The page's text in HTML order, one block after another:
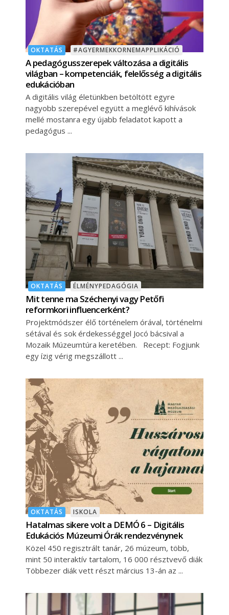
OKTATÁS #AGYERMEKKORNEMAPPLIKÁCIÓ
A pedagógusszerepek változása a digitális
világban – kompetenciák, felelősség a digitális
edukációban
A digitális világ életünkben betöltött egyre
nagyobb szerepével együtt a meglévő kihívások
mellé mostanra egy újabb feladatot kapott a
pedagógus
OKTATÁS ÉLMÉNYPEDAGÓGIA
Mit tenne ma Széchenyi vagy Petőfi
reformkori influencerként?
Projektmódszer élő történelem órával, történelmi
sétával és sok érdekességgel Jocó bácsival a
Mozaik Múzeumtúra keretében. Recept: Fogjunk
egy ízig vérig megszállott
OKTATÁS ISKOLA
Hatalmas sikere volt a DEMÓ 6 – Digitális
Edukációs Múzeumi Órák rendezvénynek
Közel 450 regisztrált tanár, 26 múzeum, több,
mint 50 interaktív tartalom, 16 000 résztvevő diák
Többezer diák vett részt március 13-án az